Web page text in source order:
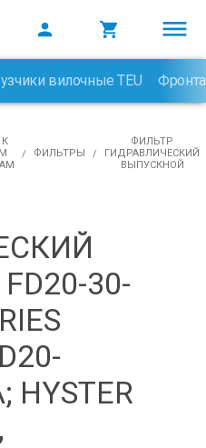
 
вилочные TEU
ФИЛЬТРЫ
ФИЛЬТР
ГИДРАВЛИЧЕСКИЙ
ВЫПУСКНОЙ
30-
HYSTER